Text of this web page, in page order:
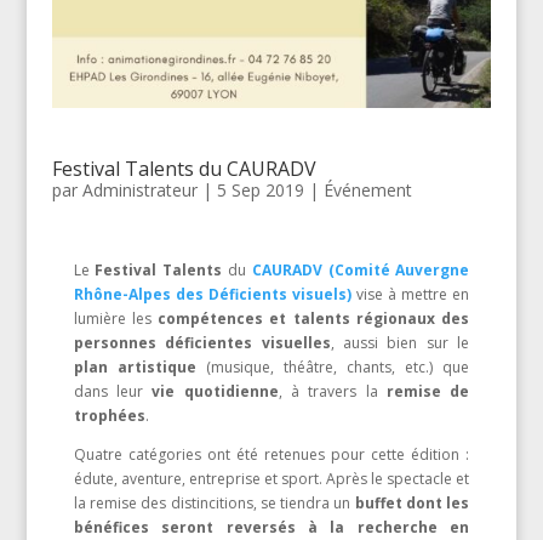
Festival Talents du CAURADV
par Administrateur| 5 Sep 2019 | Événement
Le Festival Talents du CAURADV (Comité Auvergne
Rhône-Alpes des Déficients visuels)vise à mettre en
lumière les compétences et talents régionaux des
personnes déficientes visuelles, aussi bien sur le
plan artistique (musique, théâtre, chants, etc.) que
dans leurvie quotidienne, à travers la remise de
trophées.
Quatre catégories ont été retenues pour cette édition :
édute, aventure, entreprise et sport. Après le spectacle et
la remise des distincitions, se tiendra un buffet dont les
bénéfices seront reversés à la recherche en